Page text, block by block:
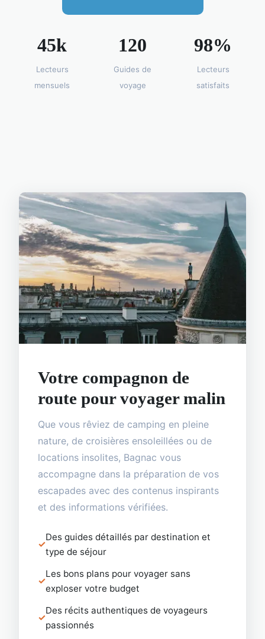
45k
Lecteurs
mensuels
120
Guides de
voyage
98%
Lecteurs
satisfaits
Votre compagnon de
route pour voyager malin
Que vous rêviez de camping en pleine
nature, de croisières ensoleillées ou de
locations insolites, Bagnac vous
accompagne dans la préparation de vos
escapades avec des contenus inspirants
et des informations vérifiées.
Des guides détaillés par destination et
type de séjour
Les bons plans pour voyager sans
exploser votre budget
Des récits authentiques de voyageurs
passionnés